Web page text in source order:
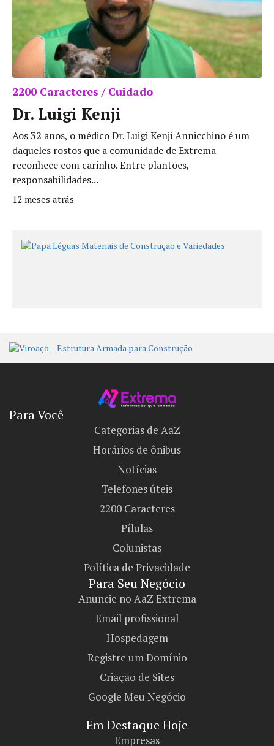
2200 Caracteres / Cuidado
Dr. Luigi Kenji
Aos 32 anos, o médico Dr. Luigi Kenji Annicchino é um
daqueles rostos que a comunidade de Extrema
reconhece com carinho. Entre plantões,
responsabilidades...
12 meses atrás
Para Você
Categorias de AaZ
Horários de ônibus
Notícias
Telefones úteis
2200 Caracteres
Pílulas
Colunistas
Política de Privacidade
Para Seu Negócio​
Anuncie no AaZ Extrema
Email profissional
Hospedagem
Registre um Domínio
Criação de Sites
Google Meu Negócio
Em Destaque Hoje
Empresas